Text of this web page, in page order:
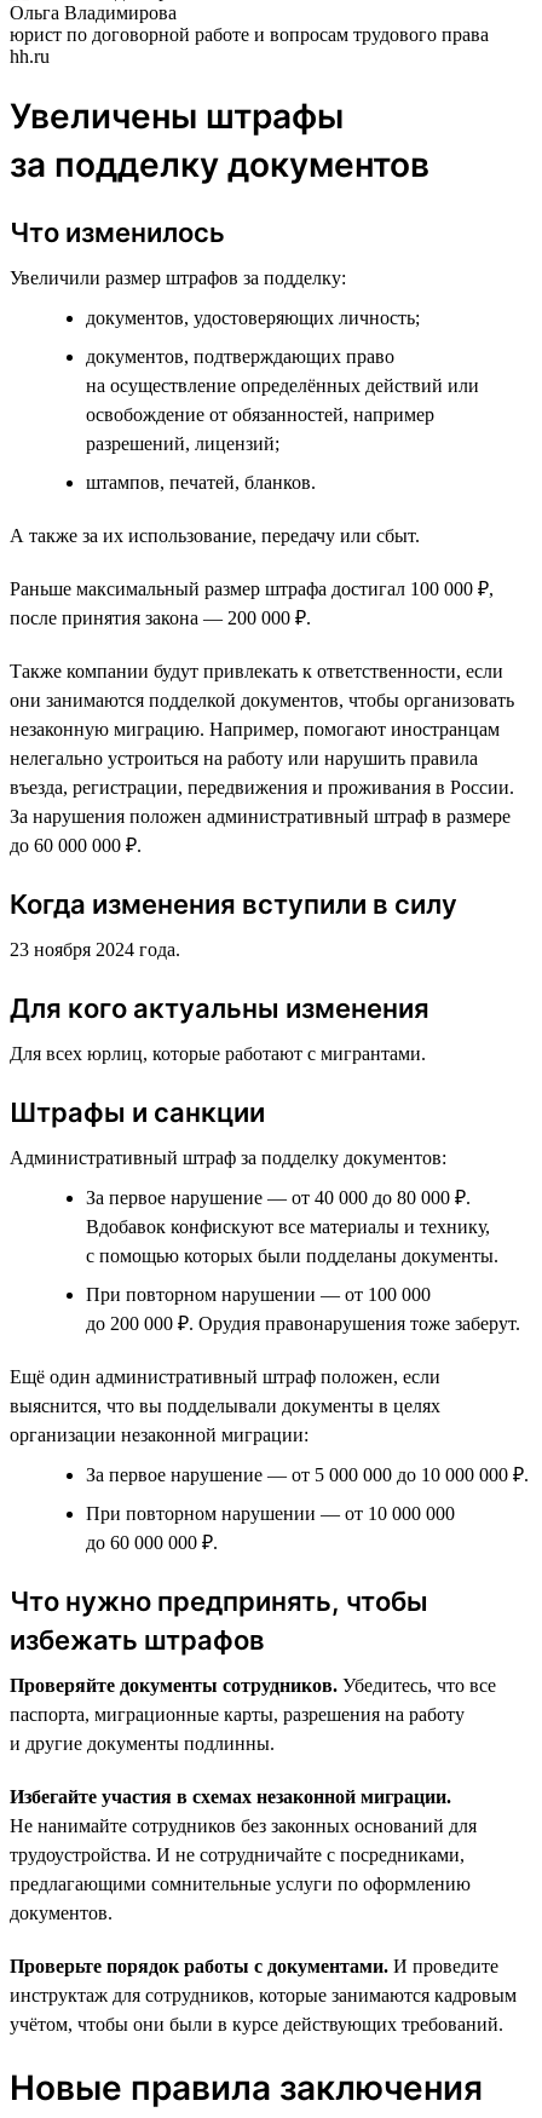
Ольга Владимирова
юрист по договорной работе и вопросам трудового права
hh.ru
Увеличены штрафы
за подделку документов
Что изменилось
Увеличили размер штрафов за подделку:
документов, удостоверяющих личность;
документов, подтверждающих право
на осуществление определённых действий или
освобождение от обязанностей, например
разрешений, лицензий;
штампов, печатей, бланков.
А также за их использование, передачу или сбыт.
Раньше максимальный размер штрафа достигал 100 000 ₽,
после принятия закона — 200 000 ₽.
Также компании будут привлекать к ответственности, если
они занимаются подделкой документов, чтобы организовать
незаконную миграцию. Например, помогают иностранцам
нелегально устроиться на работу или нарушить правила
въезда, регистрации, передвижения и проживания в России.
За нарушения положен административный штраф в размере
до 60 000 000 ₽.
Когда изменения вступили в силу
23 ноября 2024 года.
Для кого актуальны изменения
Для всех юрлиц, которые работают с мигрантами.
Штрафы и санкции
Административный штраф за подделку документов:
За первое нарушение — от 40 000 до 80 000 ₽.
Вдобавок конфискуют все материалы и технику,
с помощью которых были подделаны документы.
При повторном нарушении — от 100 000
до 200 000 ₽. Орудия правонарушения тоже заберут.
Ещё один административный штраф положен, если
выяснится, что вы подделывали документы в целях
организации незаконной миграции:
За первое нарушение — от 5 000 000 до 10 000 000 ₽.
При повторном нарушении — от 10 000 000
до 60 000 000 ₽.
Что нужно предпринять, чтобы
избежать штрафов
Проверяйте документы сотрудников. Убедитесь, что все
паспорта, миграционные карты, разрешения на работу
и другие документы подлинны.
Избегайте участия в схемах незаконной миграции.
Не нанимайте сотрудников без законных оснований для
трудоустройства. И не сотрудничайте с посредниками,
предлагающими сомнительные услуги по оформлению
документов.
Проверьте порядок работы с документами. И проведите
инструктаж для сотрудников, которые занимаются кадровым
учётом, чтобы они были в курсе действующих требований.
Новые правила заключения